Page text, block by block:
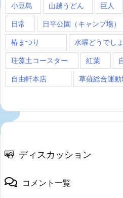
小豆島
山越うどん 巨人
日常
日平公園（キャンプ場）
椿まつり
水曜どうでし
珪藻土コースター
紅葉
自由軒本店
草薙総合運
ディスカッション
コメント一覧